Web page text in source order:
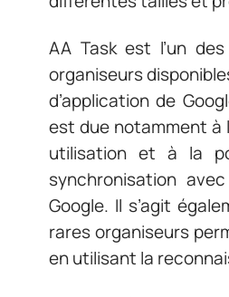
AA Task est l’un
organiseurs
d’application de
est due notamment à
utilisation et à la
synchronisation
Google. Il s’agit
rares organiseurs
en utilisant la